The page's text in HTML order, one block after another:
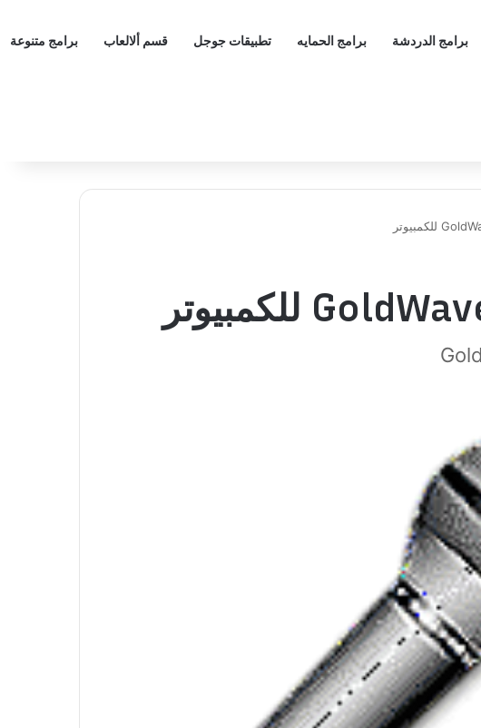
برامج الدردشة برامج الحمايه تطبيقات جوجل قسم ألالعاب برامج متنوعة